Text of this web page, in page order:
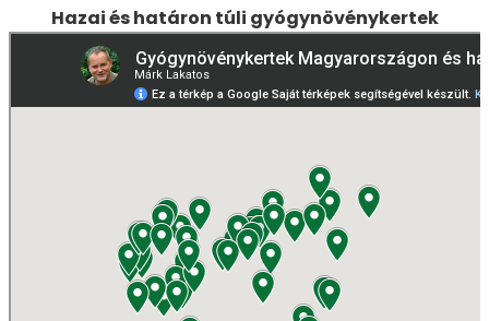
Hazai és határon túli gyógynövénykertek